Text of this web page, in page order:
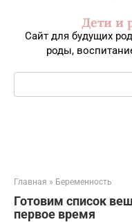
Дети и
Сайт для будущих
роды,
Поиск:
Главная » Беременность
Готовим список
первое время